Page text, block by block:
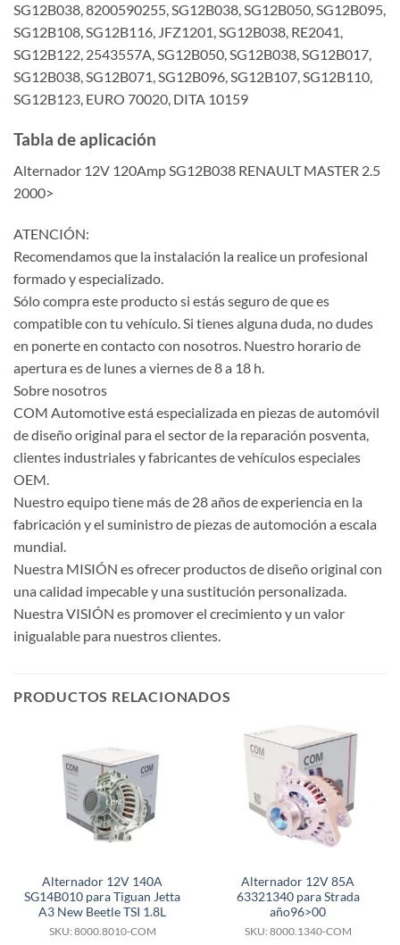
SG12B038, 8200590255, SG12B038, SG12B050, SG12B095,
SG12B108, SG12B116, JFZ1201, SG12B038, RE2041,
SG12B122, 2543557A, SG12B050, SG12B038, SG12B017,
SG12B038, SG12B071, SG12B096, SG12B107, SG12B110,
SG12B123, EURO 70020, DITA 10159
Tabla de aplicación
Alternador 12V 120Amp SG12B038 RENAULT MASTER 2.5
2000>
ATENCIÓN:
Recomendamos que la instalación la realice un profesional
formado y especializado.
Sólo compra este producto si estás seguro de que es
compatible con tu vehículo. Si tienes alguna duda, no dudes
en ponerte en contacto con nosotros. Nuestro horario de
apertura es de lunes a viernes de 8 a 18 h.
Sobre nosotros
COM Automotive está especializada en piezas de automóvil
de diseño original para el sector de la reparación posventa,
clientes industriales y fabricantes de vehículos especiales
OEM.
Nuestro equipo tiene más de 28 años de experiencia en la
fabricación y el suministro de piezas de automoción a escala
mundial.
Nuestra MISIÓN es ofrecer productos de diseño original con
una calidad impecable y una sustitución personalizada.
Nuestra VISIÓN es promover el crecimiento y un valor
inigualable para nuestros clientes.
PRODUCTOS RELACIONADOS
Alternador 12V 140A
SG14B010 para Tiguan Jetta
A3 New Beetle TSI 1.8L
SKU: 8000.8010-COM
Alternador 12V 85A
63321340 para Strada
año96>00
SKU: 8000.1340-COM